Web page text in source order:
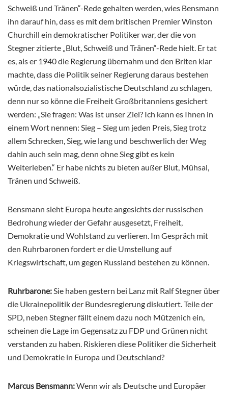
Schweiß und Tränen“-Rede gehalten werden, wies Bensmann
ihn darauf hin, dass es mit dem britischen Premier Winston
Churchill ein demokratischer Politiker war, der die von
Stegner zitierte „Blut, Schweiß und Tränen“-Rede hielt. Er tat
es, als er 1940 die Regierung übernahm und den Briten klar
machte, dass die Politik seiner Regierung daraus bestehen
würde, das nationalsozialistische Deutschland zu schlagen,
denn nur so könne die Freiheit Großbritanniens gesichert
werden: „Sie fragen: Was ist unser Ziel? Ich kann es Ihnen in
einem Wort nennen: Sieg – Sieg um jeden Preis, Sieg trotz
allem Schrecken, Sieg, wie lang und beschwerlich der Weg
dahin auch sein mag, denn ohne Sieg gibt es kein
Weiterleben.“ Er habe nichts zu bieten außer Blut, Mühsal,
Tränen und Schweiß.
Bensmann sieht Europa heute angesichts der russischen
Bedrohung wieder der Gefahr ausgesetzt, Freiheit,
Demokratie und Wohlstand zu verlieren. Im Gespräch mit
den Ruhrbaronen fordert er die Umstellung auf
Kriegswirtschaft, um gegen Russland bestehen zu können.
Ruhrbarone: Sie haben gestern bei Lanz mit Ralf Stegner über
die Ukrainepolitik der Bundesregierung diskutiert. Teile der
SPD, neben Stegner fällt einem dazu noch Mützenich ein,
scheinen die Lage im Gegensatz zu FDP und Grünen nicht
verstanden zu haben. Riskieren diese Politiker die Sicherheit
und Demokratie in Europa und Deutschland?
Marcus Bensmann:Wenn wir als Deutsche und Europäer